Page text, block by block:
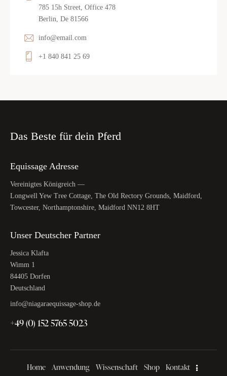
785 15h Street, Office 478
Berlin, De 81566
info@email.com
+1 840 841 25 69
Das Beste für dein Pferd
Equissage Adresse
Vereinigtes Königreich —
Longwell Yew Tree Cottage, The Old Rectory Grounds, Maidford,
Towcester, Northamptonshire, Maidford NN12 8HT
Unser Deutscher Partner
Jessica Klafta
Wimm 1
84405 Dorfen
Deutschland
info@niagaraequissage-shop.de
+49 (0) 152 5765 5023
Home Anwendung Wissenschaft Shop Kontakt